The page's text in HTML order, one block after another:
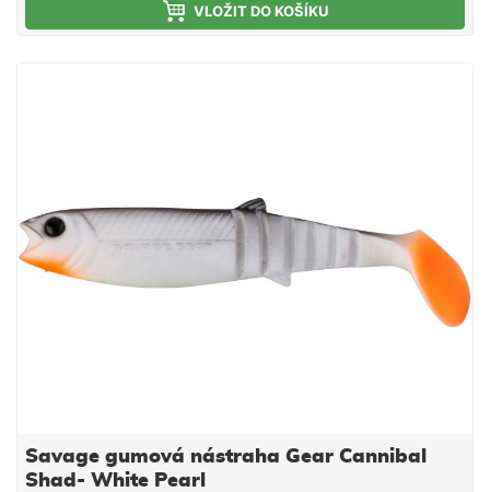
VLOŽIT DO KOŠÍKU
Savage gumová nástraha Gear Cannibal
Shad- White Pearl